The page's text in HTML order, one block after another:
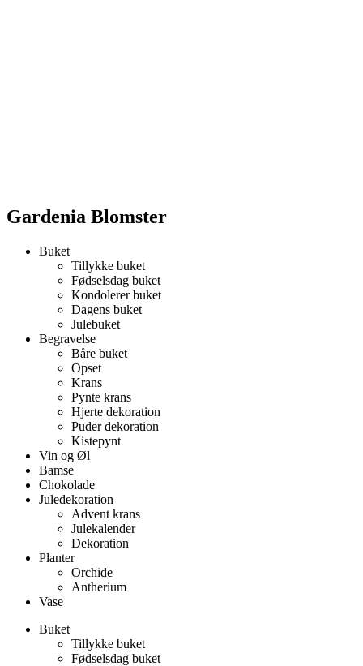
Gardenia Blomster
Buket
Tillykke buket
Fødselsdag buket
Kondolerer buket
Dagens buket
Julebuket
Begravelse
Båre buket
Opset
Krans
Pynte krans
Hjerte dekoration
Puder dekoration
Kistepynt
Vin og Øl
Bamse
Chokolade
Juledekoration
Advent krans
Julekalender
Dekoration
Planter
Orchide
Antherium
Vase
Buket
Tillykke buket
Fødselsdag buket